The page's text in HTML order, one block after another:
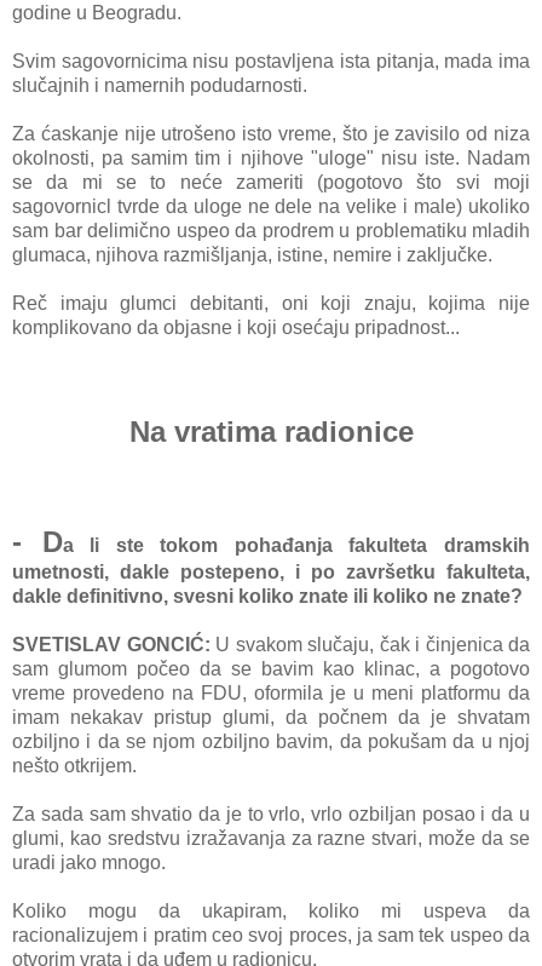
godine u Beogradu.
Svim sagovornicima nisu postavljena ista pitanja, mada ima
slučajnih i namernih podudarnosti.
Za ćaskanje nije utrošeno isto vreme, što je zavisilo od niza
okolnosti, pa samim tim i njihove "uloge" nisu iste. Nadam
se da mi se to neće zameriti (pogotovo što svi moji
sagovornicl tvrde da uloge ne dele na velike i male) ukoliko
sam bar delimično uspeo da prodrem u problematiku mladih
glumaca, njihova razmišljanja, istine, nemire i zaključke.
Reč imaju glumci debitanti, oni koji znaju, kojima nije
komplikovano da objasne i koji osećaju pripadnost...
Na vratima radionice
- Da li ste tokom pohađanja fakulteta dramskih
umetnosti, dakle postepeno, i po završetku fakulteta,
dakle definitivno, svesni koliko znate ili koliko ne znate?
SVETISLAV GONCIĆ: U svakom slučaju, čak i činjenica da
sam glumom počeo da se bavim kao klinac, a pogotovo
vreme provedeno na FDU, oformila je u meni platformu da
imam nekakav pristup glumi, da počnem da je shvatam
ozbiljno i da se njom ozbiljno bavim, da pokušam da u njoj
nešto otkrijem.
Za sada sam shvatio da je to vrlo, vrlo ozbiljan posao i da u
glumi, kao sredstvu izražavanja za razne stvari, može da se
uradi jako mnogo.
Koliko mogu da ukapiram, koliko mi uspeva da
racionalizujem i pratim ceo svoj proces, ja sam tek uspeo da
otvorim vrata i da uđem u radionicu.